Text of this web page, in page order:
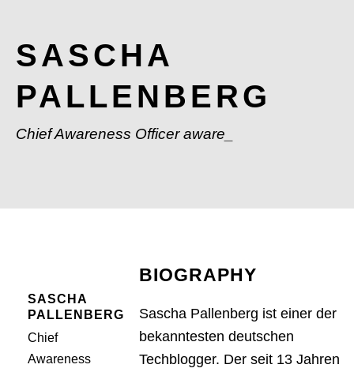
SASCHA
PALLENBERG
Chief Awareness Officer aware_
SASCHA
PALLENBERG
Chief
Awareness
BIOGRAPHY
Sascha Pallenberg ist einer der
bekanntesten deutschen
Techblogger. Der seit 13 Jahren